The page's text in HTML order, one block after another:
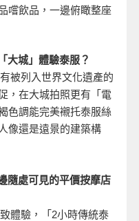
嚐飲品，一邊俯瞰整座
大城」體驗泰服？
被列入世界文化遺產的
，在大城拍照更有「電
色調能完美襯托泰服絲
像還是遠景的建築構
隨處可見的平價按摩店
體驗，「2小時傳統泰